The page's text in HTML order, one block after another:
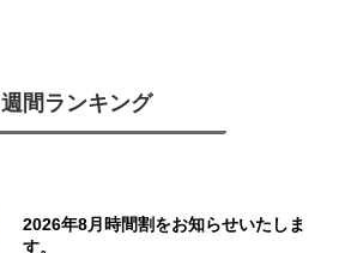
週間ランキング
2026年8月時間割をお知らせいたしま
す。